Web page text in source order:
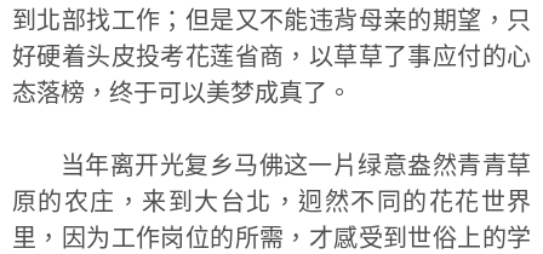
到北部找工作；但是又不能违背母亲的期望，只
好硬着头皮投考花莲省商，以草草了事应付的心
态落榜，终于可以美梦成真了。
当年离开光复乡马佛这一片绿意盎然青青草
原的农庄，来到大台北，迥然不同的花花世界
里，因为工作岗位的所需，才感受到世俗上的学